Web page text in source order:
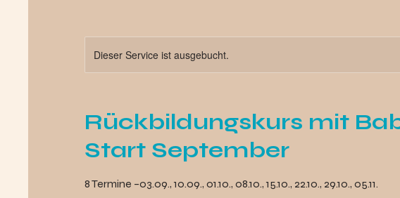
Dieser Service ist ausgebucht.
Rückbildungskurs mit
Start September
8 Termine –03.09., 10.09., 01.10., 08.10., 15.10., 22.10., 29.10., 05.11.